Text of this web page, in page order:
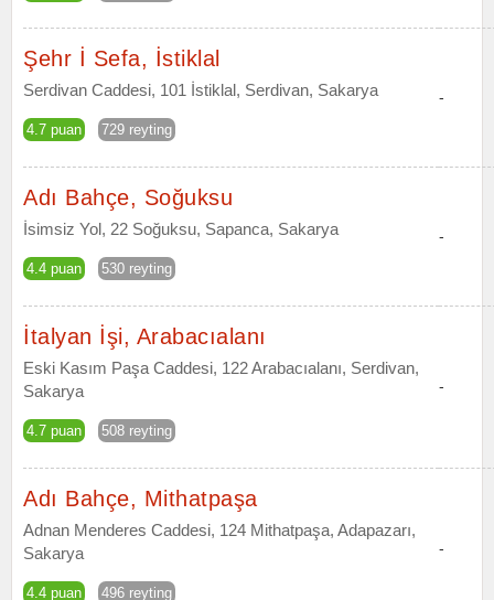
Şehr İ Sefa, İstiklal
Serdivan Caddesi, 101 İstiklal, Serdivan, Sakarya
4.7 puan 729 reyting
-
Adı Bahçe, Soğuksu
İsimsiz Yol, 22 Soğuksu, Sapanca, Sakarya
4.4 puan 530 reyting
-
İtalyan İşi, Arabacıalanı
Eski Kasım Paşa Caddesi, 122 Arabacıalanı, Serdivan,
Sakarya
4.7 puan 508 reyting
-
Adı Bahçe, Mithatpaşa
Adnan Menderes Caddesi, 124 Mithatpaşa, Adapazarı,
Sakarya
4.4 puan 496 reyting
-